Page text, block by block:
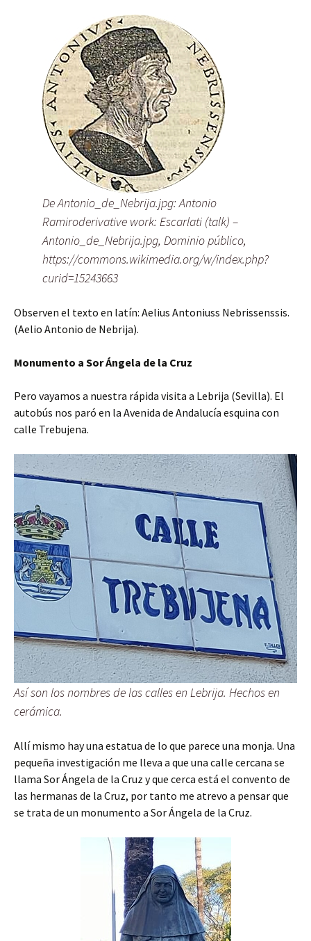
De Antonio_de_Nebrija.jpg: Antonio
Ramiroderivative work: Escarlati (talk) –
Antonio_de_Nebrija.jpg, Dominio público,
https://commons.wikimedia.org/w/index.php?
curid=15243663
Observen el texto en latín: Aelius Antoniuss Nebrissenssis.
(Aelio Antonio de Nebrija).
Monumento a Sor Ángela de la Cruz
Pero vayamos a nuestra rápida visita a Lebrija (Sevilla). El
autobús nos paró en la Avenida de Andalucía esquina con
calle Trebujena.
Así son los nombres de las calles en Lebrija. Hechos en
cerámica.
Allí mismo hay una estatua de lo que parece una monja. Una
pequeña investigación me lleva a que una calle cercana se
llama Sor Ángela de la Cruz y que cerca está el convento de
las hermanas de la Cruz, por tanto me atrevo a pensar que
se trata de un monumento a Sor Ángela de la Cruz.